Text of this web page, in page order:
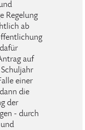
Regelung
ab
auf
einer
die
der
- durch